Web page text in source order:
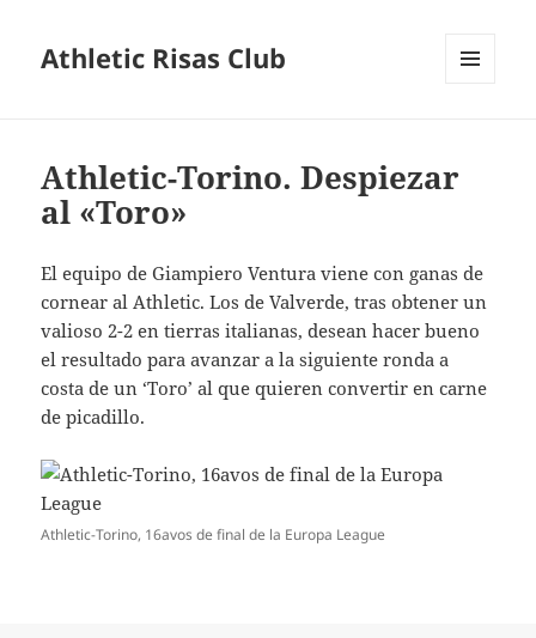
Athletic Risas Club
Athletic-Torino. Despiezar
al «Toro»
El equipo de Giampiero Ventura viene con ganas de
cornear al Athletic. Los de Valverde, tras obtener un
valioso 2-2 en tierras italianas, desean hacer bueno
el resultado para avanzar a la siguiente ronda a
costa de un ‘Toro’ al que quieren convertir en carne
de picadillo.
Athletic-Torino, 16avos de final de la Europa League